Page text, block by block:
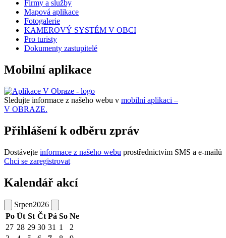
Firmy a služby
Mapová aplikace
Fotogalerie
KAMEROVÝ SYSTÉM V OBCI
Pro turisty
Dokumenty zastupitelé
Mobilní aplikace
Sledujte informace z našeho webu v mobilní aplikaci –
V OBRAZE.
Přihlášení k odběru zpráv
Dostávejte informace z našeho webu prostřednictvím SMS a e-mailů
Chci se zaregistrovat
Kalendář akcí
Srpen2026
Po Út St Čt Pá So Ne
27 28 29 30 31 1
2